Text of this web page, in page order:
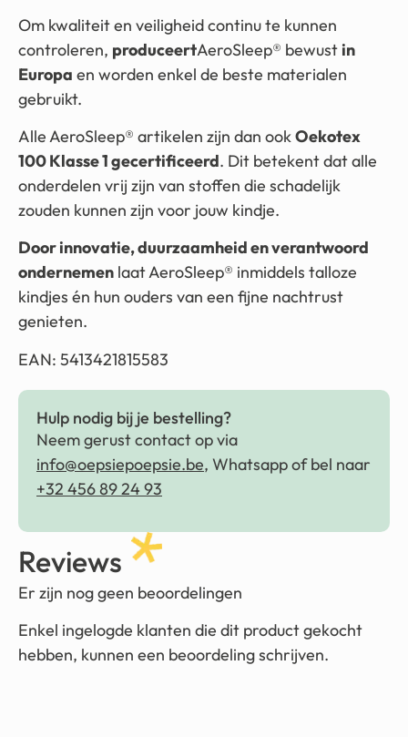
Om kwaliteit en veiligheid continu te kunnen
controleren, produceertAeroSleep® bewust in
Europa en worden enkel de beste materialen
gebruikt.
Alle AeroSleep® artikelen zijn dan ookOekotex
100 Klasse 1 gecertificeerd. Dit betekent dat alle
onderdelen vrij zijn van stoffen die schadelijk
zouden kunnen zijn voor jouw kindje.
Door innovatie, duurzaamheid en verantwoord
ondernemen laat AeroSleep® inmiddels talloze
kindjes én hun ouders van een fijne nachtrust
genieten.
EAN: 5413421815583
Hulp nodig bij je bestelling?
Neem gerust contact op via
info@oepsiepoepsie.be, Whatsapp of bel naar
+32 456 89 24 93
Reviews
Er zijn nog geen beoordelingen
Enkel ingelogde klanten die dit product gekocht
hebben, kunnen een beoordeling schrijven.